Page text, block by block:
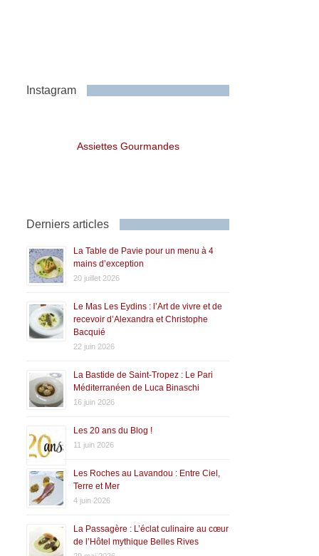
Instagram
Assiettes Gourmandes
Derniers articles
La Table de Pavie pour un menu à 4
mains d’exception
20 juillet 2026
Le Mas Les Eydins : l’Art de vivre et de
recevoir d’Alexandra et Christophe
Bacquié
22 juin 2026
La Bastide de Saint-Tropez : Le Pari
Méditerranéen de Luca Binaschi
16 juin 2026
Les 20 ans du Blog !
11 juin 2026
Les Roches au Lavandou : Entre Ciel,
Terre et Mer
4 juin 2026
La Passagère : L’éclat culinaire au cœur
de l’Hôtel mythique Belles Rives